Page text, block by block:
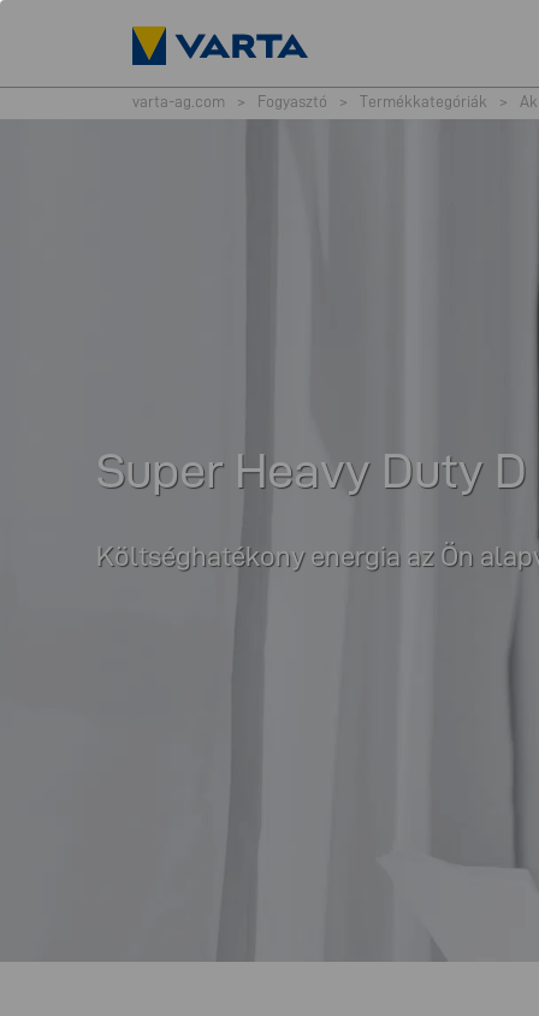
varta-ag.com > Fogyasztó > Termékkategóriák >
Super Heavy Duty D
Költséghatékony energia az Ön